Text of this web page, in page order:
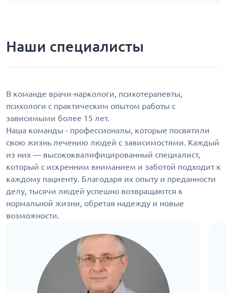
Наши специалисты
В команде врачи-наркологи, психотерапевты,
психологи с практическим опытом работы с
зависимыми более 15 лет.
Наша команды - профессионалы, которые посвятили
свою жизнь лечению людей с зависимостями. Каждый
из них — высококвалифицированный специалист,
который с искренним вниманием и заботой подходит к
каждому пациенту. Благодаря их опыту и преданности
делу, тысячи людей успешно возвращаются к
нормальной жизни, обретая надежду и новые
возможности.